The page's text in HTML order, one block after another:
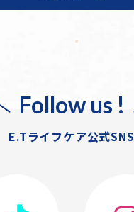
Follow us !
E.Tライフケア公式SNS